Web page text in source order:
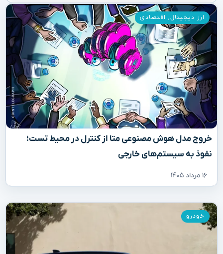
خروج مدل هوش مصنوعی متا از کنترل در محیط تست؛
نفوذ به سیستم‌های خارجی
۱۶ مرداد ۱۴۰۵
ارز دیجیتال, اقتصادی
خودرو